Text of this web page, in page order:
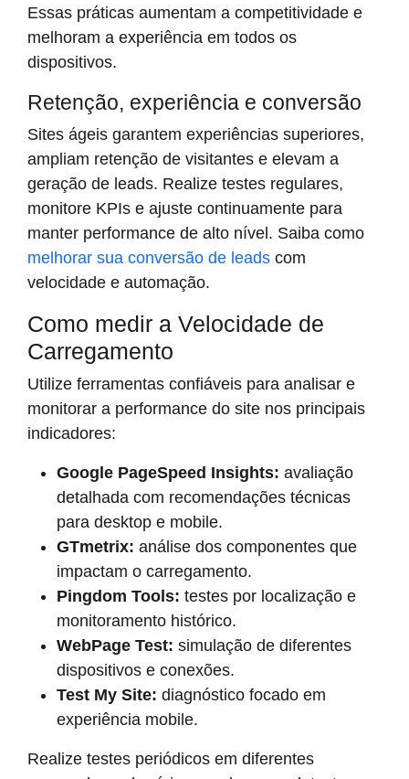
Essas práticas aumentam a competitividade e
melhoram a experiência em todos os
dispositivos.
Retenção, experiência e conversão
Sites ágeis garantem experiências superiores,
ampliam retenção de visitantes e elevam a
geração de leads. Realize testes regulares,
monitore KPIs e ajuste continuamente para
manter performance de alto nível. Saiba como
melhorar sua conversão de leads com
velocidade e automação.
Como medir a Velocidade de
Carregamento
Utilize ferramentas confiáveis para analisar e
monitorar a performance do site nos principais
indicadores:
Google PageSpeed Insights: avaliação
detalhada com recomendações técnicas
para desktop e mobile.
GTmetrix: análise dos componentes que
impactam o carregamento.
Pingdom Tools: testes por localização e
monitoramento histórico.
WebPage Test: simulação de diferentes
dispositivos e conexões.
Test My Site: diagnóstico focado em
experiência mobile.
Realize testes periódicos em diferentes